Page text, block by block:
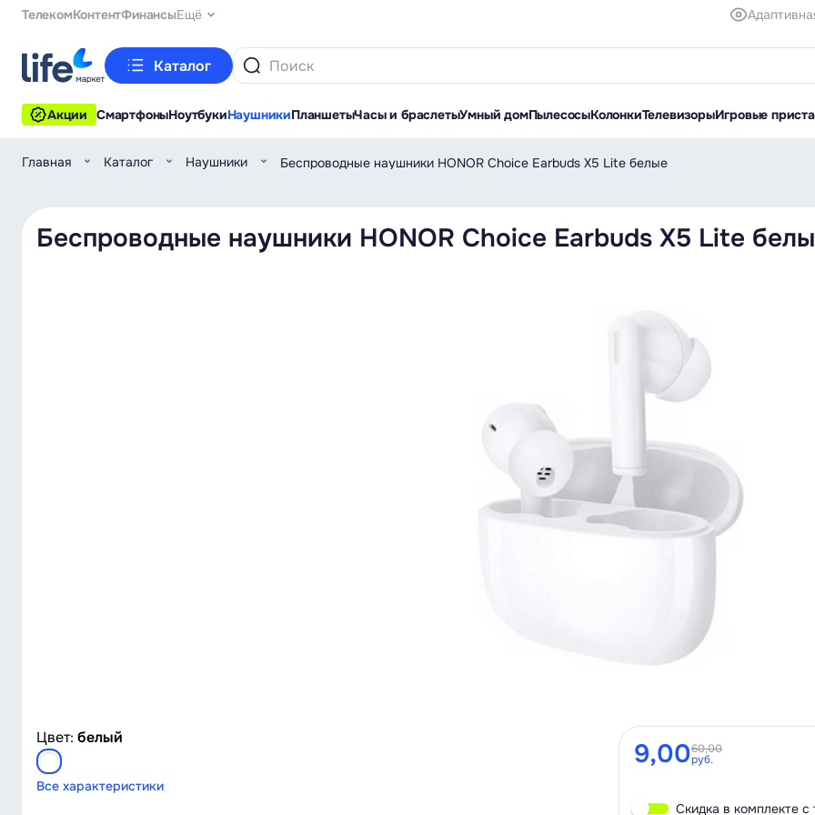
ТелекомКонтентФинансыЕщё
Каталог
Акции СмартфоныНоутбукиНаушникиПланшетыЧасы и браслетыУмный домПылесосыКолонкиТелевизорыИгровые
Главная Каталог Наушники Беспроводные наушники HONOR Choice Earbuds X5 Lite белые
Беспроводные наушники HONOR Choice Earbuds X5 Lite
Цвет: белый
Все характеристики
9,0060,00
руб.
Скидка в комплекте с